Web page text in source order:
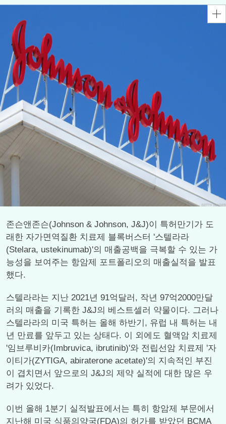
존슨앤존슨(Johnson & Johnson, J&J)이 특허만기가 도
래한 자가면역질환 치료제 블록버스터 '스텔라라
(Stelara, ustekinumab)'의 매출공백을 극복할 수 있는 가
능성을 보여주는 항암제 포트폴리오의 매출실적을 발표
했다.
스텔라라는 지난 2021년 91억달러, 작년 97억2000만달
러의 매출을 기록한 J&J의 베스트셀러 약물이다. 그러나
스텔라라의 미국 특허는 올해 하반기, 유럽 내 특허는 내
년 만료를 앞두고 있는 상태다. 이 외에도 혈액암 치료제
'임브루비카(Imbruvica, ibrutinib)'와 전립선암 치료제 '자
이티가(ZYTIGA, abiraterone acetate)'의 지속적인 부진
이 겹치면서 앞으로의 J&J의 제약 실적에 대한 많은 우
려가 있었다.
이번 올해 1분기 실적발표에서는 특히 항암제 부문에서
지난해 미국 식품의약국(FDA)의 허가를 받았던 BCMA